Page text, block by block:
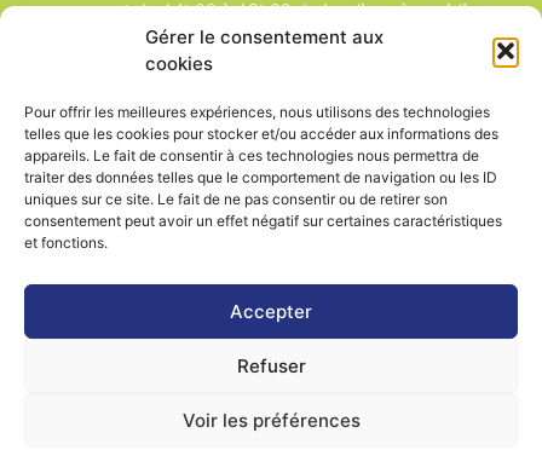
Gérer le consentement aux
cookies
Pour offrir les meilleures expériences, nous utilisons des technologies
telles que les cookies pour stocker et/ou accéder aux informations des
appareils. Le fait de consentir à ces technologies nous permettra de
traiter des données telles que le comportement de navigation ou les ID
uniques sur ce site. Le fait de ne pas consentir ou de retirer son
consentement peut avoir un effet négatif sur certaines caractéristiques
et fonctions.
Accepter
Refuser
Voir les préférences
et de 14h00 à 18h00 du lundi après-midi au
vendredi,
et le samedi de 9h00 à 12h00.
que les jours fériés.
Contactez-nous Mentions légales